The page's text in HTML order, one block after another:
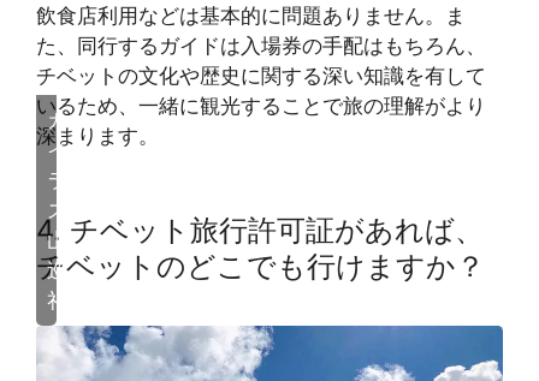
飲食店利用などは基本的に問題ありません。ま
た、同行するガイドは入場券の手配はもちろん、
チベットの文化や歴史に関する深い知識を有して
いるため、一緒に観光することで旅の理解がより
深まります。
4. チベット旅行許可証があれば、
チベットのどこでも行けますか？
カ
イ
ラ
ス
山
巡
礼